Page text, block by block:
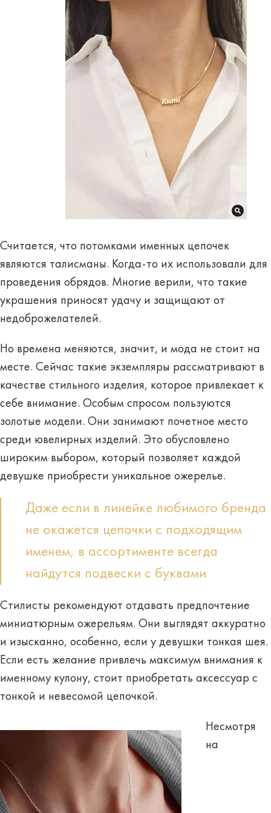
Считается, что потомками именных цепочек
являются талисманы. Когда-то их использовали для
проведения обрядов. Многие верили, что такие
украшения приносят удачу и защищают от
недоброжелателей.
Но времена меняются, значит, и мода не стоит на
месте. Сейчас такие экземпляры рассматривают в
качестве стильного изделия, которое привлекает к
себе внимание. Особым спросом пользуются
золотые модели. Они занимают почетное место
среди ювелирных изделий. Это обусловлено
широким выбором, который позволяет каждой
девушке приобрести уникальное ожерелье.
Даже если в линейке любимого бренда
не окажется цепочки с подходящим
именем, в ассортименте всегда
найдутся подвески с буквами
Стилисты рекомендуют отдавать предпочтение
миниатюрным ожерельям. Они выглядят аккуратно
и изысканно, особенно, если у девушки тонкая шея.
Если есть желание привлечь максимум внимания к
именному кулону, стоит приобретать аксессуар с
тонкой и невесомой цепочкой.
Несмотря
на